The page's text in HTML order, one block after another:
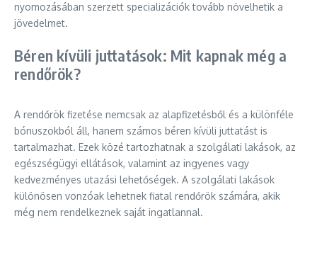
nyomozásában szerzett specializációk tovább növelhetik a
jövedelmet.
Béren kívüli juttatások: Mit kapnak még a
rendőrök?
A rendőrök fizetése nemcsak az alapfizetésből és a különféle
bónuszokból áll, hanem számos béren kívüli juttatást is
tartalmazhat. Ezek közé tartozhatnak a szolgálati lakások, az
egészségügyi ellátások, valamint az ingyenes vagy
kedvezményes utazási lehetőségek. A szolgálati lakások
különösen vonzóak lehetnek fiatal rendőrök számára, akik
még nem rendelkeznek saját ingatlannal.